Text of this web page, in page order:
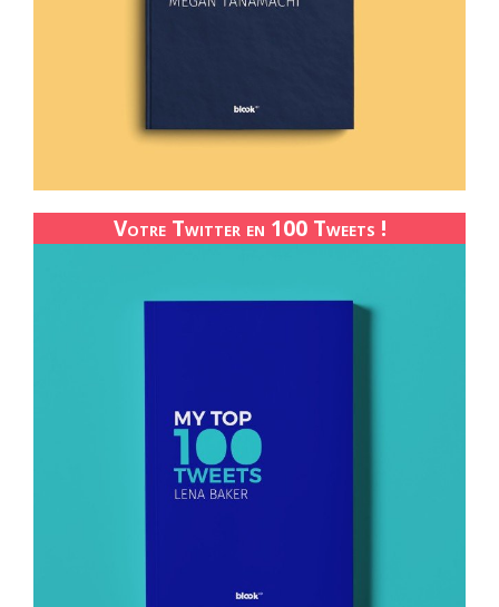
Votre Twitter en 100 Tweets !